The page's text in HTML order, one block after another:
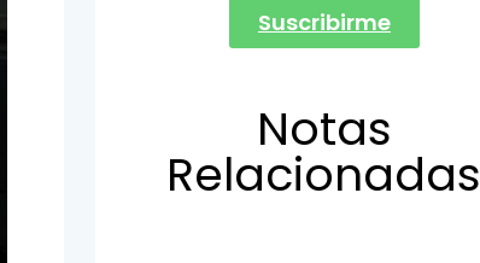
Suscribirme
Notas
Relacionadas